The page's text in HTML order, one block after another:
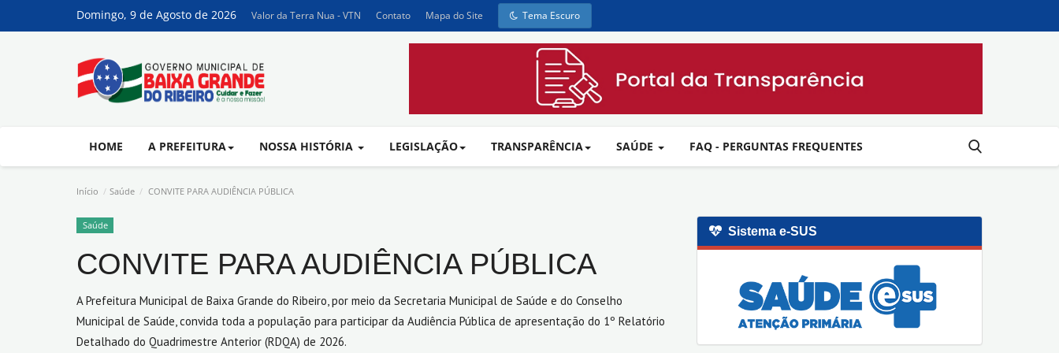
Domingo, 9 de Agosto de 2026 Valor da Terra Nua - VTN Contato Mapa do Site Tema Escuro
HOME A PREFEITURA NOSSA HISTÓRIA LEGISLAÇÃO TRANSPARÊNCIA SAÚDE FAQ - PERGUNTAS FREQUENTES
Início Saúde CONVITE PARA AUDIÊNCIA PÚBLICA
Saúde
CONVITE PARA AUDIÊNCIA PÚBLICA
A Prefeitura Municipal de Baixa Grande do Ribeiro, por meio da Secretaria Municipal de Saúde e do Conselho
Municipal de Saúde, convida toda a população para participar da Audiência Pública de apresentação do 1º Relatório
Detalhado do Quadrimestre Anterior (RDQA) de 2026.
Sistema e-SUS